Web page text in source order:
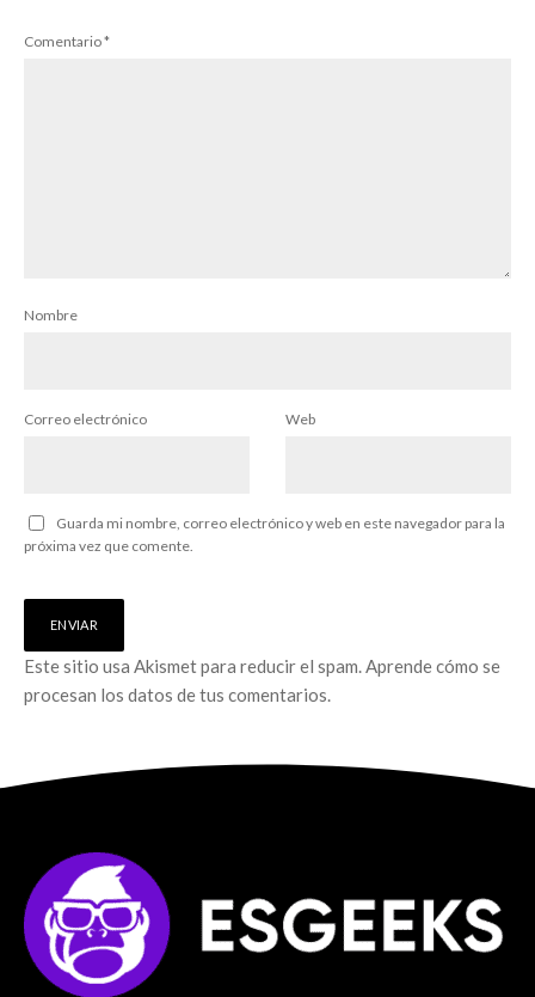
Comentario*
Nombre
Correo electrónico Web
Guarda mi nombre, correo electrónico y web en este navegador para la
próxima vez que comente.
Este sitio usa Akismet para reducir el spam.Aprende cómo se
procesan los datos de tus comentarios.